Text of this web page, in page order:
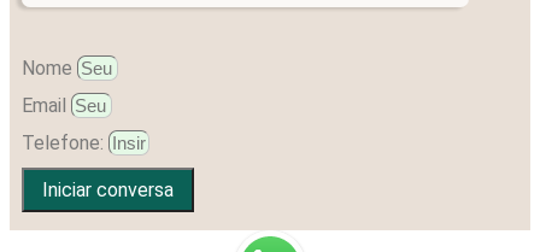
Nome
Email
Telefone:
Iniciar conversa